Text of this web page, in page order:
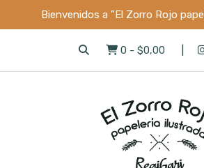
Bienvenidos a "El Zorro Rojo
0 - $0,00